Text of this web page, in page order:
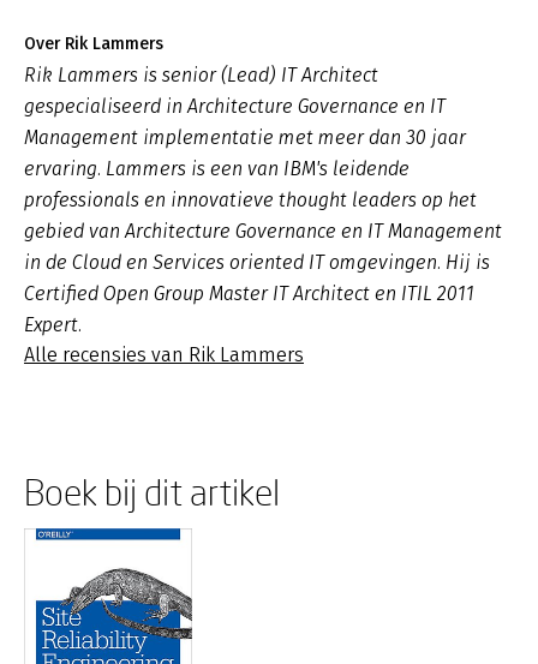
Over Rik Lammers
Rik Lammers is senior (Lead) IT Architect
gespecialiseerd in Architecture Governance en IT
Management implementatie met meer dan 30 jaar
ervaring. Lammers is een van IBM's leidende
professionals en innovatieve thought leaders op het
gebied van Architecture Governance en IT Management
in de Cloud en Services oriented IT omgevingen. Hij is
Certified Open Group Master IT Architect en ITIL 2011
Expert.
Alle recensies van Rik Lammers
Boek bij dit artikel